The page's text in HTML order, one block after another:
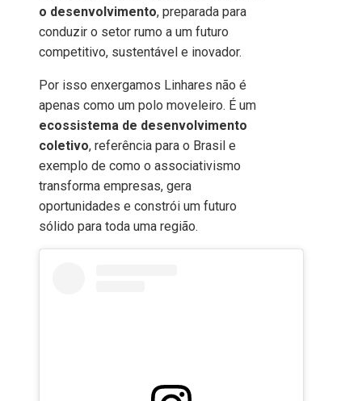
o desenvolvimento, preparada para
conduzir o setor rumo a um futuro
competitivo, sustentável e inovador.
Por isso enxergamos Linhares não é
apenas como um polo moveleiro. É um
ecossistema de desenvolvimento
coletivo, referência para o Brasil e
exemplo de como o associativismo
transforma empresas, gera
oportunidades e constrói um futuro
sólido para toda uma região.